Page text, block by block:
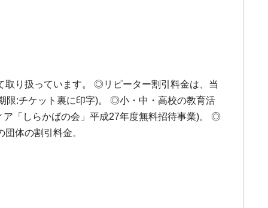
り扱っています。 ◎リピーター割引料金は、当
限:チケット裏に印字)。 ◎小・中・高校の教育活
「しらかばの会」平成27年度無料招待事業)。 ◎
体の割引料金。